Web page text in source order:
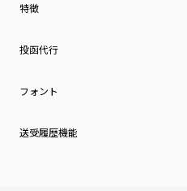
特徴
投函代行
フォント
送受履歴機能